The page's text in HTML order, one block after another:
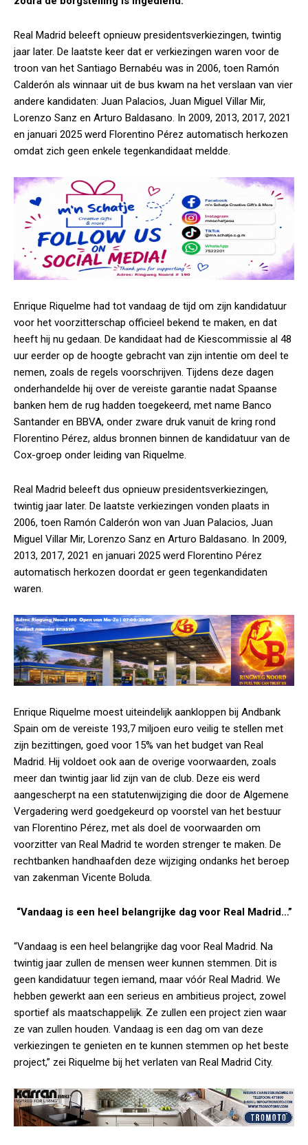
Real Madrid beleeft opnieuw presidentsverkiezingen, twintig
jaar later. De laatste keer dat er verkiezingen waren voor de
troon van het Santiago Bernabéu was in 2006, toen Ramón
Calderón als winnaar uit de bus kwam na het verslaan van vier
andere kandidaten: Juan Palacios, Juan Miguel Villar Mir,
Lorenzo Sanz en Arturo Baldasano. In 2009, 2013, 2017, 2021
en januari 2025 werd Florentino Pérez automatisch herkozen
omdat zich geen enkele tegenkandidaat meldde.
Enrique Riquelme had tot vandaag de tijd om zijn kandidatuur
voor het voorzitterschap officieel bekend te maken, en dat
heeft hij nu gedaan. De kandidaat had de Kiescommissie al 48
uur eerder op de hoogte gebracht van zijn intentie om deel te
nemen, zoals de regels voorschrijven. Tijdens deze dagen
onderhandelde hij over de vereiste garantie nadat Spaanse
banken hem de rug hadden toegekeerd, met name Banco
Santander en BBVA, onder zware druk vanuit de kring rond
Florentino Pérez, aldus bronnen binnen de kandidatuur van de
Cox-groep onder leiding van Riquelme.
Real Madrid beleeft dus opnieuw presidentsverkiezingen,
twintig jaar later. De laatste verkiezingen vonden plaats in
2006, toen Ramón Calderón won van Juan Palacios, Juan
Miguel Villar Mir, Lorenzo Sanz en Arturo Baldasano. In 2009,
2013, 2017, 2021 en januari 2025 werd Florentino Pérez
automatisch herkozen doordat er geen tegenkandidaten
waren.
Enrique Riquelme moest uiteindelijk aankloppen bij Andbank
Spain om de vereiste 193,7 miljoen euro veilig te stellen met
zijn bezittingen, goed voor 15% van het budget van Real
Madrid. Hij voldoet ook aan de overige voorwaarden, zoals
meer dan twintig jaar lid zijn van de club. Deze eis werd
aangescherpt na een statutenwijziging die door de Algemene
Vergadering werd goedgekeurd op voorstel van het bestuur
van Florentino Pérez, met als doel de voorwaarden om
voorzitter van Real Madrid te worden strenger te maken. De
rechtbanken handhaafden deze wijziging ondanks het beroep
van zakenman Vicente Boluda.
“Vandaag is een heel belangrijke dag voor Real Madrid…”
“Vandaag is een heel belangrijke dag voor Real Madrid. Na
twintig jaar zullen de mensen weer kunnen stemmen. Dit is
geen kandidatuur tegen iemand, maar vóór Real Madrid. We
hebben gewerkt aan een serieus en ambitieus project, zowel
sportief als maatschappelijk. Ze zullen een project zien waar
ze van zullen houden. Vandaag is een dag om van deze
verkiezingen te genieten en te kunnen stemmen op het beste
project,” zei Riquelme bij het verlaten van Real Madrid City.